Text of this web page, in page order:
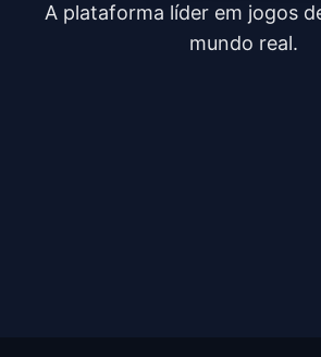
A plataforma líder em jogos
mundo real.